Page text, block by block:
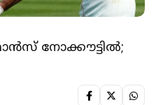
നോക്കൗട്ടിൽ;